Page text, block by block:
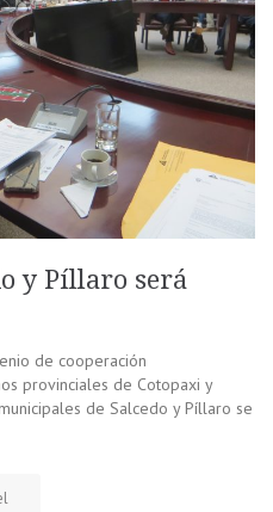
y Píllaro será
de cooperación
provinciales de Cotopaxi y
de Salcedo y Píllaro se